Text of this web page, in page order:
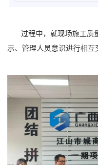
过程中，就现场施工质
示、管理人员意识进行相互